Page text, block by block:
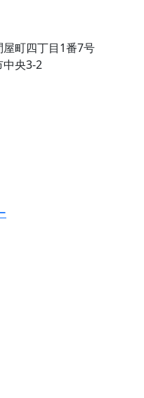
町四丁目1番7号
中央3-2